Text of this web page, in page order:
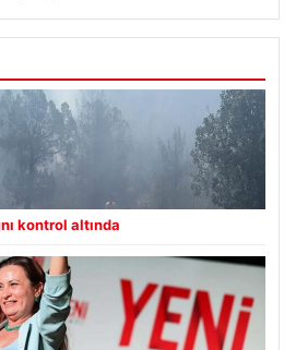
kontrol altında